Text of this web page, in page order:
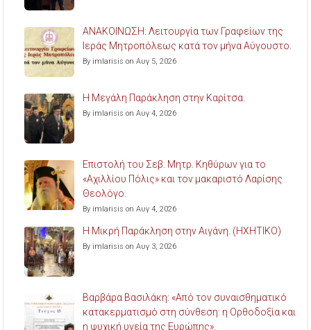
ΑΝΑΚΟΙΝΩΣΗ: Λειτουργία των Γραφείων της
Ιεράς Μητροπόλεως κατά τον μήνα Αύγουστο.
By imlarisis on Αυγ 5, 2026
Η Μεγάλη Παράκληση στην Καρίτσα.
By imlarisis on Αυγ 4, 2026
Επιστολή του Σεβ. Μητρ. Κηθύρων για το
«Αχιλλίου Πόλις» και τον μακαριστό Λαρίσης
Θεολόγο.
By imlarisis on Αυγ 4, 2026
Η Μικρή Παράκληση στην Αιγάνη. (ΗΧΗΤΙΚΟ)
By imlarisis on Αυγ 3, 2026
Βαρβάρα Βασιλάκη: «Από τον συναισθηματικό
κατακερματισμό στη σύνθεση: η Ορθοδοξία και
η ψυχική υγεία της Ευρώπης».